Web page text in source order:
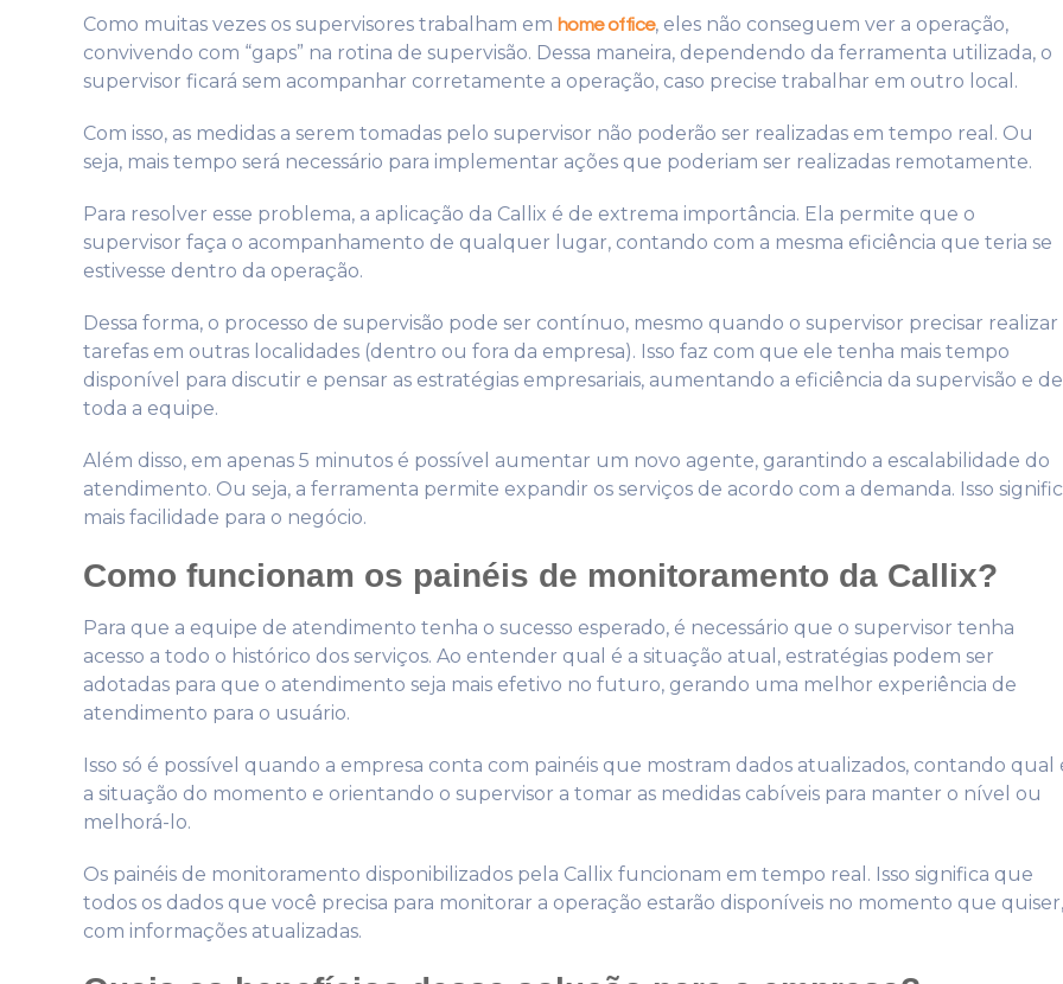
Como muitas vezes os supervisores trabalham em home office, eles não conseguem ver a operação,
convivendo com “gaps” na rotina de supervisão. Dessa maneira, dependendo da ferramenta utilizada, o
supervisor ficará sem acompanhar corretamente a operação, caso precise trabalhar em outro local.
Com isso, as medidas a serem tomadas pelo supervisor não poderão ser realizadas em tempo real. Ou
seja, mais tempo será necessário para implementar ações que poderiam ser realizadas remotamente.
Para resolver esse problema, a aplicação da Callix é de extrema importância. Ela permite que o
supervisor faça o acompanhamento de qualquer lugar, contando com a mesma eficiência que teria se
estivesse dentro da operação.
Dessa forma, o processo de supervisão pode ser contínuo, mesmo quando o supervisor precisar realizar
tarefas em outras localidades (dentro ou fora da empresa). Isso faz com que ele tenha mais tempo
disponível para discutir e pensar as estratégias empresariais, aumentando a eficiência da supervisão e de
toda a equipe.
Além disso, em apenas 5 minutos é possível aumentar um novo agente, garantindo a escalabilidade do
atendimento. Ou seja, a ferramenta permite expandir os serviços de acordo com a demanda. Isso
mais facilidade para o negócio.
Como funcionam os painéis de monitoramento da Callix?
Para que a equipe de atendimento tenha o sucesso esperado, é necessário que o supervisor tenha
acesso a todo o histórico dos serviços. Ao entender qual é a situação atual, estratégias podem ser
adotadas para que o atendimento seja mais efetivo no futuro, gerando uma melhor experiência de
atendimento para o usuário.
Isso só é possível quando a empresa conta com painéis que mostram dados atualizados, contando qual
a situação do momento e orientando o supervisor a tomar as medidas cabíveis para manter o nível ou
melhorá-lo.
Os painéis de monitoramento disponibilizados pela Callix funcionam em tempo real. Isso significa que
todos os dados que você precisa para monitorar a operação estarão disponíveis no momento que quiser,
com informações atualizadas.